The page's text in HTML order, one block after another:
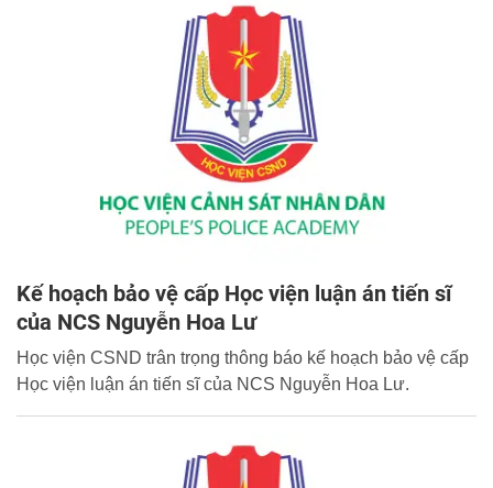
Kế hoạch bảo vệ cấp Học viện luận án tiến sĩ
của NCS Nguyễn Hoa Lư
Học viện CSND trân trọng thông báo kế hoạch bảo vệ cấp
Học viện luận án tiến sĩ của NCS Nguyễn Hoa Lư.